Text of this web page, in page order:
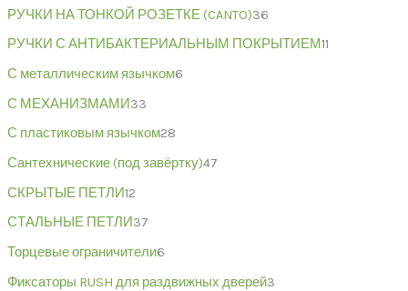
РУЧКИ НА ТОНКОЙ РОЗЕТКЕ (CANTO)36
РУЧКИ С АНТИБАКТЕРИАЛЬНЫМ ПОКРЫТИЕМ11
С металлическим язычком6
С МЕХАНИЗМАМИ33
С пластиковым язычком28
Сантехнические (под завёртку)47
СКРЫТЫЕ ПЕТЛИ12
СТАЛЬНЫЕ ПЕТЛИ37
Торцевые ограничители6
Фиксаторы RUSH для раздвижных дверей3